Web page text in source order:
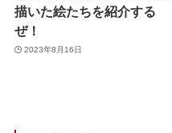
描いた絵たちを紹介する
ぜ！
2023年8月16日